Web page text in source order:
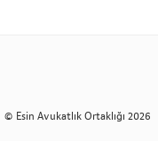
© Esin Avukatlık Ortaklığı 2026